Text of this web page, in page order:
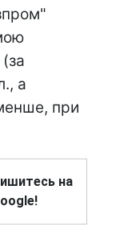
а
при
на